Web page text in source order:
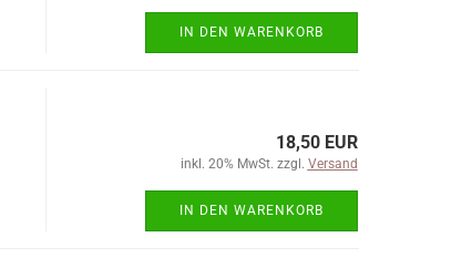
IN DEN WARENKORB
18,50 EUR
inkl. 20% MwSt. zzgl. Versand
IN DEN WARENKORB